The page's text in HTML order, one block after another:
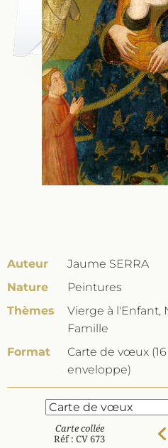
Auteur
Jaume SERRA
Nature
Peintures
Thèmes
Vierge à l'Enfant,
Famille
Format
Carte de vœux (16
enveloppe)
Carte collée
Réf : CV 673